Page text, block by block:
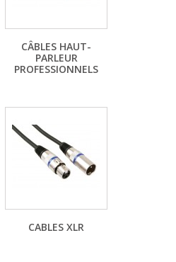
CÂBLES HAUT-
PARLEUR
PROFESSIONNELS
CABLES XLR